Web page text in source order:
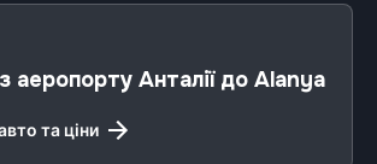
аеропорту Анталії до Alanya
та ціни